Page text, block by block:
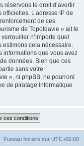
réservons le droit d’avertir
L’adresse IP de
de ces
de Topoldavie » ait le
n’importe quel
estimons cela nécessaire.
informations que vous avez
données. Bien que ces
sans votre
», ni phpBB, ne pourront
de piratage informatique
Fuseau horaire sur UTC+02:00